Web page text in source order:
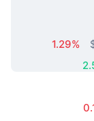
1.29%